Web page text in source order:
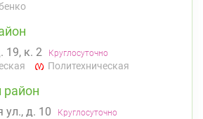
19, к. 2 Круглосуточно
Политехническая
район
ул., д. 10 Круглосуточно